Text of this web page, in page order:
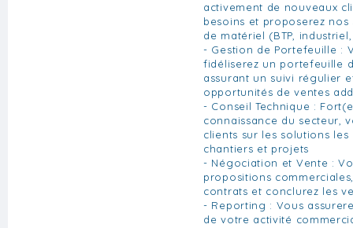
activement de nouveaux
besoins et proposerez
de matériel (BTP,
- Gestion de Portefeuille :
fidéliserez un portefeuille
assurant un suivi régulier
opportunités de ventes
- Conseil Technique :
connaissance du secteur,
clients sur les solutions
chantiers et projets
- Négociation et Vente :
propositions
contrats et conclurez les
- Reporting : Vous
de votre activité